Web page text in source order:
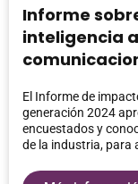
Informe
inteligencia
El Informe de
generación 2024
encuestados y
de la industria, para